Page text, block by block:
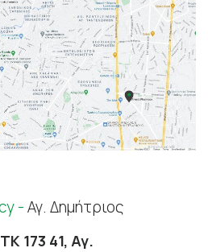
-Αγ. Δημήτριος
173 41, Αγ.